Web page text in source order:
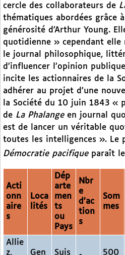
cercle des collaborateurs de
thématiques abordées grâce
générosité d’Arthur Young.
quotidienne » cependant elle
le journal philosophique,
d’influencer l’opinion
incite les actionnaires de la
adhérer au projet d’une
la Société du 10 juin 1843 «
de La Phalangeen journal
est de lancer un véritable
toutes les intelligences ». Le
Démocratie pacifiqueparaît
Acti
onn
aire
s
Loca
lités
Dép
arte
men
ts
ou
Pays
Nbr
e
d’ac
tion
s
Som
mes
Allie
z,
Gen
Suis
500